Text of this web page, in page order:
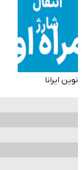
نوین ایرانا